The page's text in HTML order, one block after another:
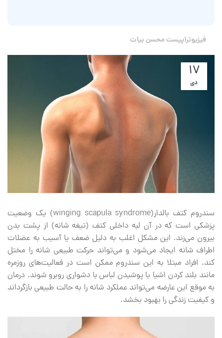
فیزیوتراپیست محسن بیات
۱۷
دی
سندروم کتف بالدار(winging scapula syndrome) یک وضعیت
پزشکی است که در آن لبه داخلی کتف (تیغه شانه) از پشت بدن
بیرون می‌زند. این مشکل اغلب به دلیل ضعف یا آسیب به عضلات
اطراف شانه ایجاد می‌شود و می‌تواند حرکت طبیعی شانه را مختل
کند. افراد مبتلا به این سندروم ممکن است در فعالیت‌های روزمره
مانند بلند کردن اشیا یا پوشیدن لباس با دشواری روبرو شوند. درمان
به موقع این عارضه می‌تواند عملکرد شانه را به حالت طبیعی بازگرداند
و کیفیت زندگی را بهبود بخشد.